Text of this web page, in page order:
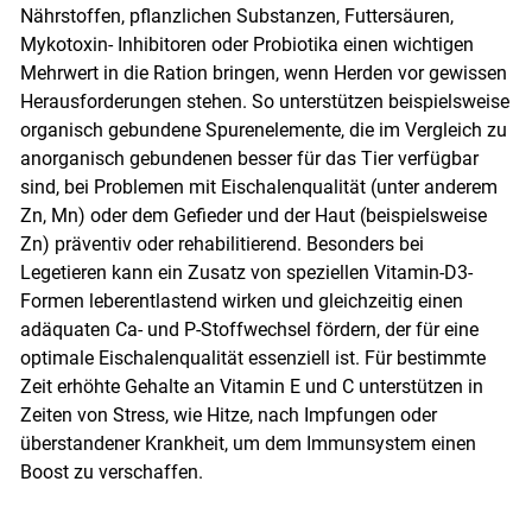
Nährstoffen, pflanzlichen Substanzen, Futtersäuren,
Mykotoxin- Inhibitoren oder Probiotika einen wichtigen
Mehrwert in die Ration bringen, wenn Herden vor gewissen
Herausforderungen stehen. So unterstützen beispielsweise
organisch gebundene Spurenelemente, die im Vergleich zu
anorganisch gebundenen besser für das Tier verfügbar
sind, bei Problemen mit Eischalenqualität (unter anderem
Zn, Mn) oder dem Gefieder und der Haut (beispielsweise
Zn) präventiv oder rehabilitierend. Besonders bei
Legetieren kann ein Zusatz von speziellen Vitamin-D3-
Formen leberentlastend wirken und gleichzeitig einen
adäquaten Ca- und P-Stoffwechsel fördern, der für eine
optimale Eischalenqualität essenziell ist. Für bestimmte
Zeit erhöhte Gehalte an Vitamin E und C unterstützen in
Zeiten von Stress, wie Hitze, nach Impfungen oder
überstandener Krankheit, um dem Immunsystem einen
Boost zu verschaffen.